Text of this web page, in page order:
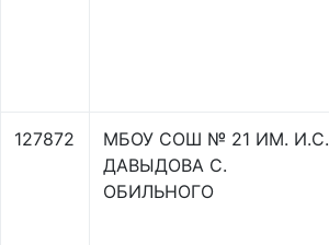
127872
МБОУ СОШ № 21 ИМ. И.С.
ДАВЫДОВА С.
ОБИЛЬНОГО